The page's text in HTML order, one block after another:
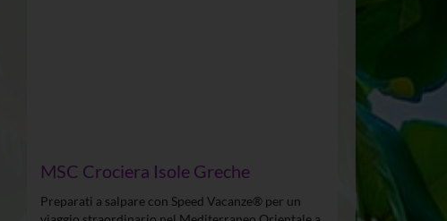
MSC Crociera Isole Greche
Preparati a salpare con Speed Vacanze® per un